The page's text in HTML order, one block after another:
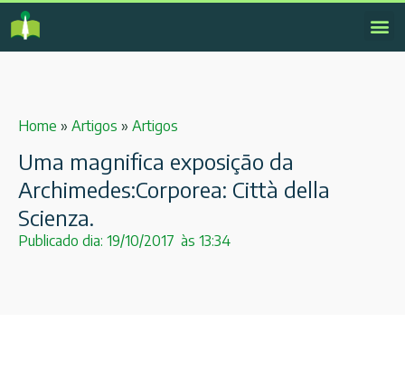
Home » Artigos » Artigos
Uma magnifica exposição da
Archimedes:Corporea: Città della
Scienza.
Publicado dia: 19/10/2017 às 13:34